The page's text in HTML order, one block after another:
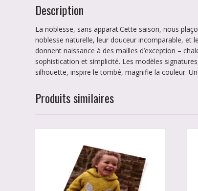
Description
La noblesse, sans apparat.Cette saison, nous
noblesse naturelle, leur douceur incomparable, et
donnent naissance à des mailles d’exception –
sophistication et simplicité. Les modèles
silhouette, inspire le tombé, magnifie la couleur.
Produits similaires